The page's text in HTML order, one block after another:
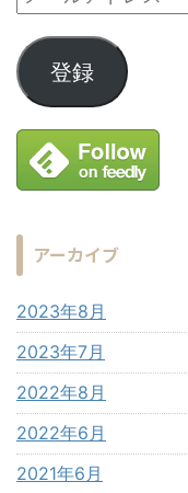
登録
アーカイブ
2023年8月
2023年7月
2022年8月
2022年6月
2021年6月